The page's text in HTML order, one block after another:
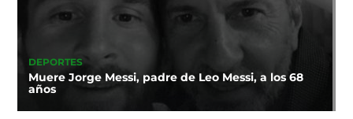
DEPORTES
Muere Jorge Messi, padre de Leo Messi, a los 68
años